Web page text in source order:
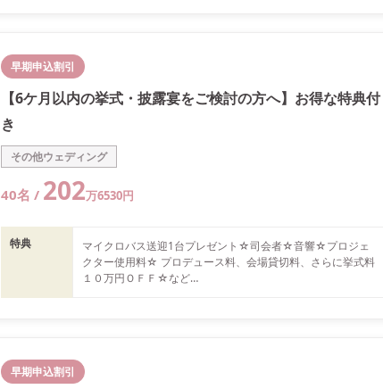
早期申込割引
【6ケ月以内の挙式・披露宴をご検討の方へ】お得な特典付
き
その他ウェディング
40名 / 202万6530円
特典
マイクロバス送迎1台プレゼント☆司会者☆音響☆プロジェ
クター使用料☆ プロデュース料、会場貸切料、さらに挙式料
１０万円ＯＦＦ☆など
早期申込割引